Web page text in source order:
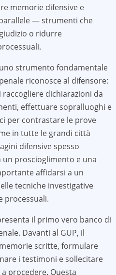
memorie difensive e
— strumenti che
o ridurre
strumento fondamentale
riconosce al difensore:
dichiarazioni da
effettuare sopralluoghi e
per contrastare le prove
in tutte le grandi città
difensive spesso
proscioglimento e una
affidarsi a un
tecniche investigative
processuali.
il primo vero banco di
Davanti al GUP, il
scritte, formulare
i testimoni e sollecitare
procedere. Questa